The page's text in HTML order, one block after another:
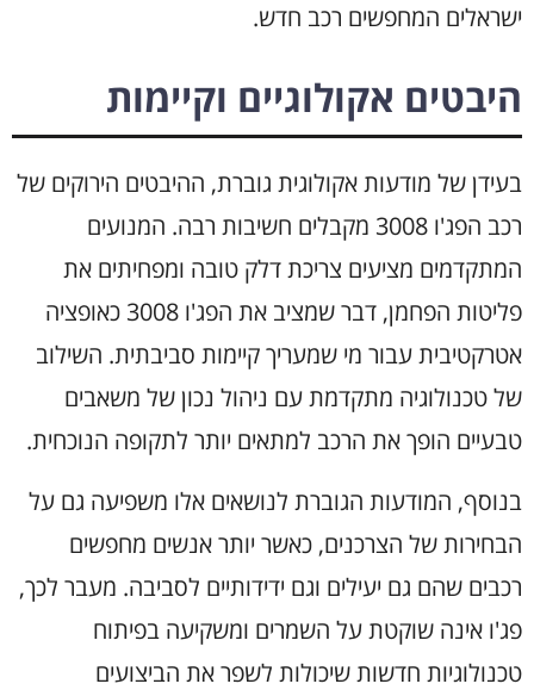
ישראלים המחפשים רכב חדש.
היבטים אקולוגיים וקיימות
בעידן של מודעות אקולוגית גוברת, ההיבטים הירוקים של
רכב הפג'ו 3008 מקבלים חשיבות רבה. המנועים
המתקדמים מציעים צריכת דלק טובה ומפחיתים את
פליטות הפחמן, דבר שמציב את הפג'ו 3008 כאופציה
אטרקטיבית עבור מי שמעריך קיימות סביבתית. השילוב
של טכנולוגיה מתקדמת עם ניהול נכון של משאבים
טבעיים הופך את הרכב למתאים יותר לתקופה הנוכחית.
בנוסף, המודעות הגוברת לנושאים אלו משפיעה גם על
הבחירות של הצרכנים, כאשר יותר אנשים מחפשים
רכבים שהם גם יעילים וגם ידידותיים לסביבה. מעבר לכך,
פג'ו אינה שוקטת על השמרים ומשקיעה בפיתוח
טכנולוגיות חדשות שיכולות לשפר את הביצועים